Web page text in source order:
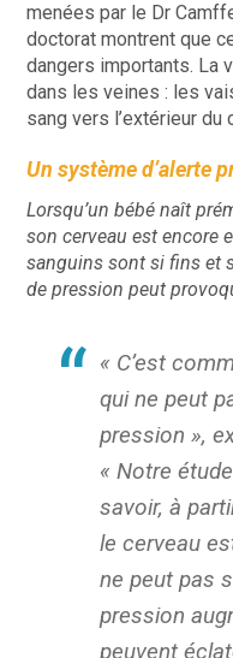
menées par le Dr
doctorat montrent que
dangers importants. La
dans les veines : les
sang vers l’extérieur du
Un système d’alerte
Lorsqu’un bébé naît
son cerveau est encore
sanguins sont si fins et
de pression peut
« C’est
qui ne peut
pression »,
« Notre
savoir, à
le cerveau
ne peut pas
pression
peuvent